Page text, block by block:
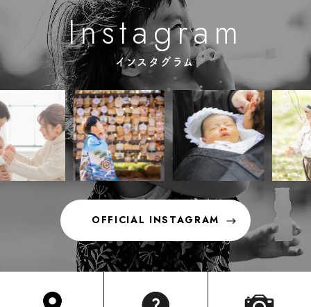
Instagram
インスタグラム
OFFICIAL INSTAGRAM
OFFICIAL INSTAGRAM